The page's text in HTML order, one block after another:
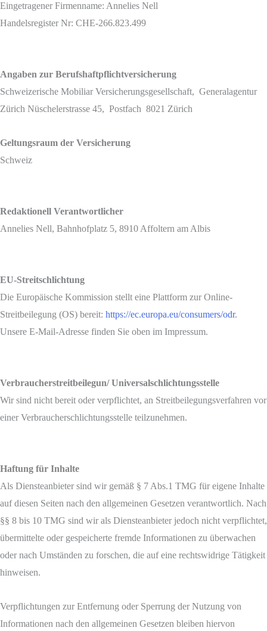
Eingetragener Firmenname: Annelies Nell
Handelsregister Nr: CHE-266.823.499
Angaben zur Berufshaftpflichtversicherung
Schweizerische Mobiliar Versicherungsgesellschaft, Generalagentur
Zürich Nüschelerstrasse 45, Postfach 8021 Zürich
Geltungsraum der Versicherung
Schweiz
Redaktionell Verantwortlicher
Annelies Nell, Bahnhofplatz 5, 8910 Affoltern am Albis
EU-Streitschlichtung
Die Europäische Kommission stellt eine Plattform zur Online-
Streitbeilegung (OS) bereit: https://ec.europa.eu/consumers/odr.
Unsere E-Mail-Adresse finden Sie oben im Impressum.
Verbraucherstreitbeilegun/ Universalschlichtungsstelle
Wir sind nicht bereit oder verpflichtet, an Streitbeilegungsverfahren vor
einer Verbraucherschlichtungsstelle teilzunehmen.
Haftung für Inhalte
Als Diensteanbieter sind wir gemäß § 7 Abs.1 TMG für eigene Inhalte
auf diesen Seiten nach den allgemeinen Gesetzen verantwortlich. Nach
§§ 8 bis 10 TMG sind wir als Diensteanbieter jedoch nicht verpflichtet,
übermittelte oder gespeicherte fremde Informationen zu überwachen
oder nach Umständen zu forschen, die auf eine rechtswidrige Tätigkeit
hinweisen.
Verpflichtungen zur Entfernung oder Sperrung der Nutzung von
Informationen nach den allgemeinen Gesetzen bleiben hiervon